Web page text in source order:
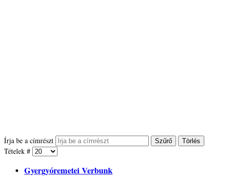
Írja be a címrészt Szűrő Törlés
Tételek #
Gyergyóremetei Verbunk